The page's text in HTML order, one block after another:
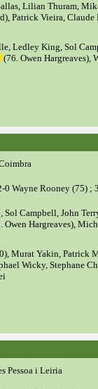
Lilian Thuram,
Patrick Vieira,
Ledley King, Sol
(76. Owen Hargreaves),
0 Wayne Rooney (75) ;
Sol Campbell, John
Owen Hargreaves),
Murat Yakin, Patrick
Wicky, Stephane
Pessoa i Leiria